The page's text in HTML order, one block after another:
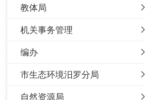
教体局
机关事务管理
编办
市生态环境汨罗分局
自然资源局